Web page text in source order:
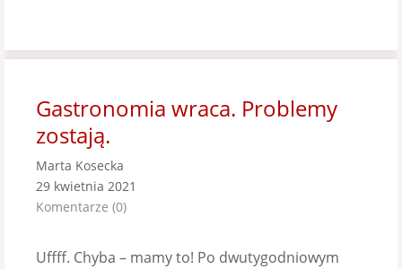
Gastronomia wraca. Problemy
zostają.
Marta Kosecka
29 kwietnia 2021
Komentarze (0)
Uffff. Chyba – mamy to! Po dwutygodniowym